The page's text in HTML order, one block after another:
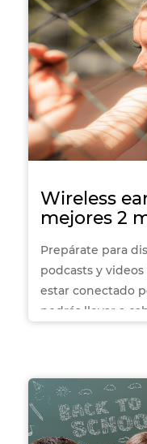
Wireless
mejores 2
Prepárate para
podcasts y
estar conectado
podrás llevar a
wireless earbuds!